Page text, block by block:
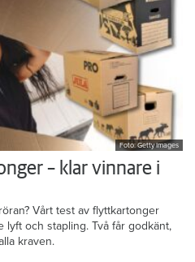
Foto: Getty Images
– klar vinnare i
Vårt test av flyttkartonger
lyft och stapling. Två får godkänt,
kraven.